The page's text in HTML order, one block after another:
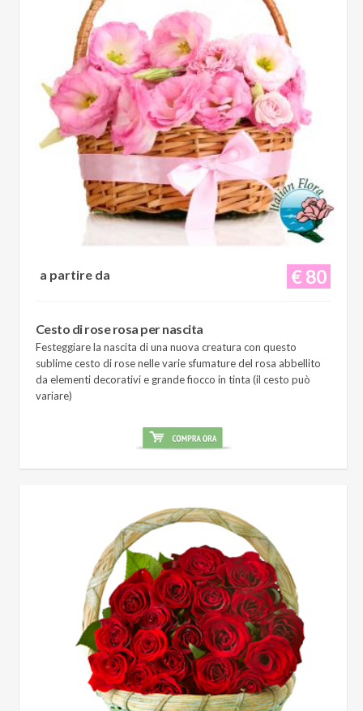
€ 80
a partire da
Cesto di rose rosa per nascita
Festeggiare la nascita di una nuova creatura con questo
sublime cesto di rose nelle varie sfumature del rosa abbellito
da elementi decorativi e grande fiocco in tinta (il cesto può
variare)